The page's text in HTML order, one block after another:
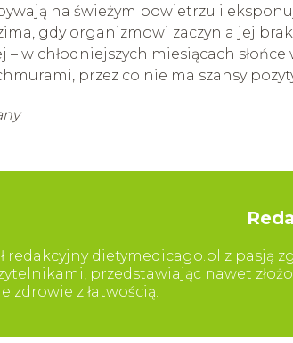
na świeżym powietrzu i
gdy organizmowi zaczyn a jej
– w chłodniejszych miesiącach
przez co nie ma szansy
redakcyjny dietymedicago.pl z pasją
przedstawiając nawet
zdrowie z łatwością.